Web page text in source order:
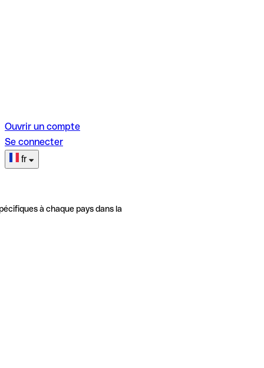
Ouvrir un compte
Se connecter
fr
à chaque pays dans la